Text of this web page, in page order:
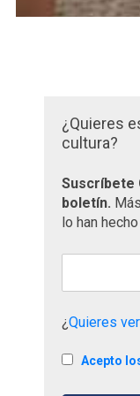
¿Quieres
cultura?
Suscríbete
boletín.
lo han hecho
¿Quieres
Acepto